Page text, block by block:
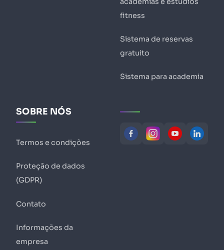
fitness
Sistema de reservas
gratuito
Sistema para academia
SOBRE NÓS
Termos e condições
Proteção de dados
(GDPR)
Contato
Informações da
empresa